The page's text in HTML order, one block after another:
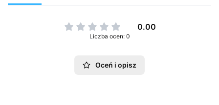
0.00
Liczba ocen: 0
Oceń i opisz